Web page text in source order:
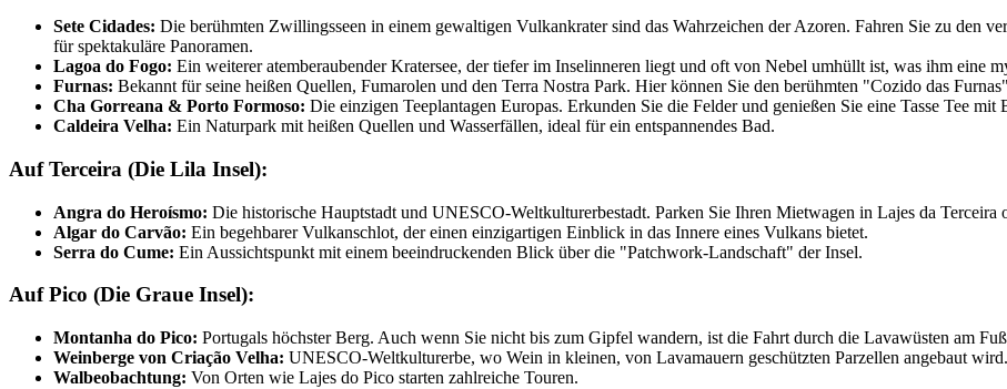
Sete Cidades: Die berühmten Zwillingsseen in einem gewaltigen Vulkankrater sind das Wahrzeichen der Azoren. Fahren Sie zu den
für spektakuläre Panoramen.
Lagoa do Fogo: Ein weiterer atemberaubender Kratersee, der tiefer im Inselinneren liegt und oft von Nebel umhüllt ist, was ihm eine
Furnas: Bekannt für seine heißen Quellen, Fumarolen und den Terra Nostra Park. Hier können Sie den berühmten "Cozido das
Cha Gorreana & Porto Formoso: Die einzigen Teeplantagen Europas. Erkunden Sie die Felder und genießen Sie eine Tasse Tee
Caldeira Velha: Ein Naturpark mit heißen Quellen und Wasserfällen, ideal für ein entspannendes Bad.
Auf Terceira (Die Lila Insel):
Angra do Heroísmo: Die historische Hauptstadt und UNESCO-Weltkulturerbestadt. Parken Sie Ihren Mietwagen in Lajes da Terceira
Algar do Carvão: Ein begehbarer Vulkanschlot, der einen einzigartigen Einblick in das Innere eines Vulkans bietet.
Serra do Cume: Ein Aussichtspunkt mit einem beeindruckenden Blick über die "Patchwork-Landschaft" der Insel.
Auf Pico (Die Graue Insel):
Montanha do Pico: Portugals höchster Berg. Auch wenn Sie nicht bis zum Gipfel wandern, ist die Fahrt durch die Lavawüsten am
Weinberge von Criação Velha: UNESCO-Weltkulturerbe, wo Wein in kleinen, von Lavamauern geschützten Parzellen angebaut wird.
Walbeobachtung: Von Orten wie Lajes do Pico starten zahlreiche Touren.